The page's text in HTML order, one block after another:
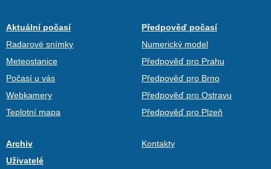
Aktuální počasí
Radarové snímky
Meteostanice
Počasí u vás
Webkamery
Teplotní mapa
Předpověď počasí
Numerický model
Předpověď pro Prahu
Předpověď pro Brno
Předpověď pro Ostravu
Předpověď pro Plzeň
Archiv
Uživatelé
Kontakty